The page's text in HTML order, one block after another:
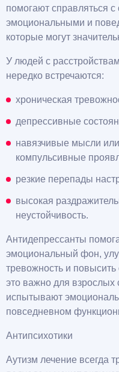
помогают справляться
эмоциональными и
которые могут
У людей с
нередко встречаются:
хроническая
депрессивные
навязчивые мысли
компульсивные
резкие перепады
высокая
неустойчивость.
Антидепрессанты
эмоциональный фон,
тревожность и повысить
это важно для взрослых
испытывают
повседневном
Антипсихотики
Аутизм лечение всегда